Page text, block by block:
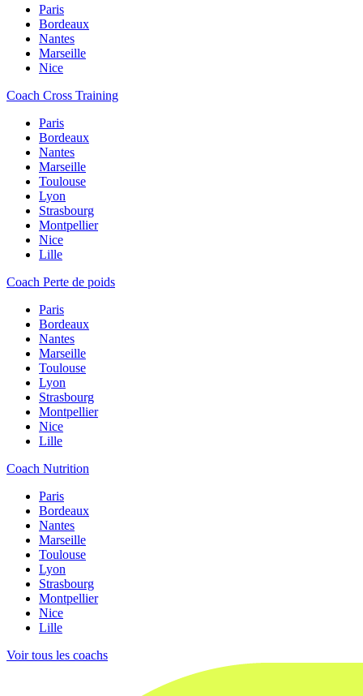
Paris
Bordeaux
Nantes
Marseille
Nice
Coach Cross Training
Paris
Bordeaux
Nantes
Marseille
Toulouse
Lyon
Strasbourg
Montpellier
Nice
Lille
Coach Perte de poids
Paris
Bordeaux
Nantes
Marseille
Toulouse
Lyon
Strasbourg
Montpellier
Nice
Lille
Coach Nutrition
Paris
Bordeaux
Nantes
Marseille
Toulouse
Lyon
Strasbourg
Montpellier
Nice
Lille
Voir tous les coachs